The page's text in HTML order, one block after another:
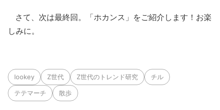
さて、次は最終回。「ホカンス」をご紹介します！お楽
しみに。
lookey Z世代 Z世代のトレンド研究 チル
テテマーチ 散歩